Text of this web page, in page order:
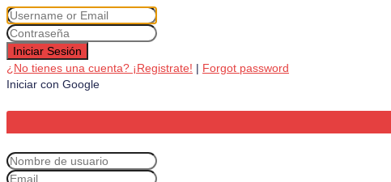
Iniciar Sesión
¿No tienes una cuenta? ¡Registrate! | Forgot password
Iniciar con Google